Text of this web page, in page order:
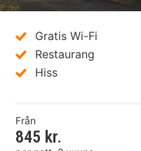
Brive La Gaillarde Centre
Gratis Wi-Fi
Restaurang
Hiss
Från
845 kr.